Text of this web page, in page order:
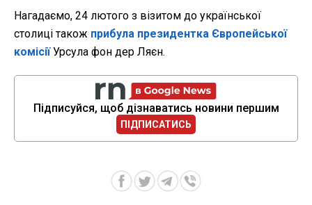
Нагадаємо, 24 лютого з візитом до української
столиці також прибула президентка Європейської
комісіїУрсула фон дер Ляєн.
Підписуйся, щоб дізнаватись новини першим
ПІДПИСАТИСЬ